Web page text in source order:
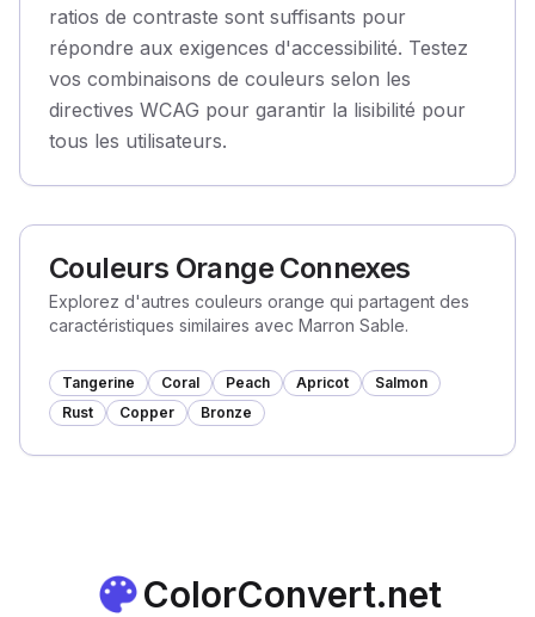
ratios de contraste sont suffisants pour
répondre aux exigences d'accessibilité. Testez
vos combinaisons de couleurs selon les
directives WCAG pour garantir la lisibilité pour
tous les utilisateurs.
Couleurs Orange Connexes
Explorez d'autres couleurs orange qui partagent des
caractéristiques similaires avec Marron Sable.
Tangerine Coral Peach Apricot
Salmon
Rust
Copper Bronze
ColorConvert.net